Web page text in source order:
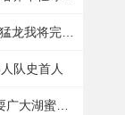
队史首人